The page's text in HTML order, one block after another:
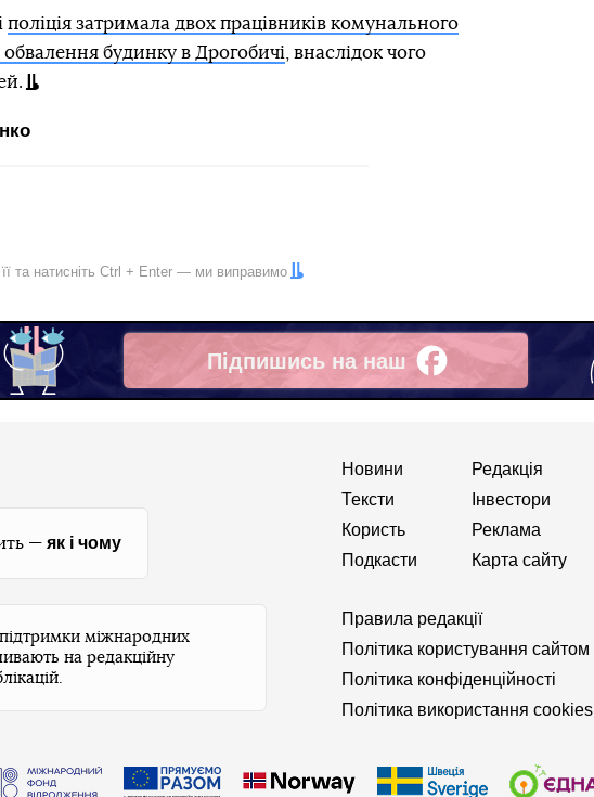
поліція затримала двох працівників комунального
будинку в Дрогобичі , внаслідок чого
та натисніть Ctrl + Enter — ми виправимо
Підпишись на наш
Facebook
— як і чому
Новини
Тексти
Користь
Подкасти
Редакція
Інвестори
Реклама
Карта сайту
Правила редакції
Політика користування сайтом
Політика конфіденційності
Політика використання cookies
міжнародних
на редакційну